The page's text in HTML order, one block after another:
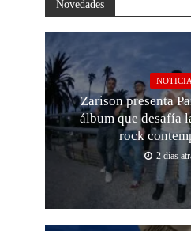
Novedades
Zarison presenta
álbum que desafía
rock
2 días